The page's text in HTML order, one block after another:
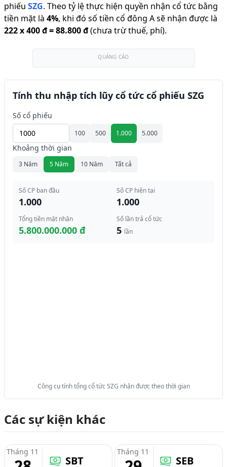
phiếu SZG. Theo tỷ lệ thực hiện quyền nhận cổ tức bằng
tiền mặt là 4%, khi đó số tiền cổ đông A sẽ nhận được là
222x400 đ=88.800 đ(chưa trừ thuế, phí).
QUẢNG CÁO
Tính thu nhập tích lũy cổ tức cổ phiếu SZG
Số cổ phiếu
100 500 1.000 5.000
Khoảng thời gian
3 Năm 5 Năm 10 Năm Tất cả
Số CP ban đầu
1.000
Số CP hiện tại
1.000
Tổng tiền mặt nhận
5.800.000.000 đ
Số lần trả cổ tức
5 lần
Công cụ tính tổng cổ tức SZG nhận được theo thời gian
Các sự kiện khác
Tháng 11
SBT
Tháng 11
SEB